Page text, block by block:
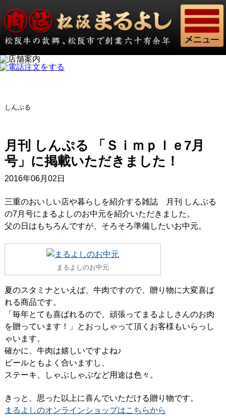
しんぷる
月刊 しんぷる 「Ｓｉｍｐｌｅ7月
号」に掲載いただきました！
2016年06月02日
三重のおいしい店や暮らしを紹介する雑誌 月刊 しんぷる
の7月号にまるよしのお中元を紹介いただきました。
父の日はもちろんですが、そろそろ準備したいお中元。
まるよしのお中元
夏のスタミナといえば、牛肉ですので、贈り物に大変喜ば
れる商品です。
「毎年とても喜ばれるので、頑張ってまるよしさんのお肉
を贈っています！」とおっしゃって頂くお客様もいらっし
ゃいます。
確かに、牛肉は嬉しいですよね♪
ビールともよく合いますし、
ステーキ、しゃぶしゃぶなど用途は色々。
きっと、思った以上に喜んでいただける贈り物です。
まるよしのオンラインショップはこちらから